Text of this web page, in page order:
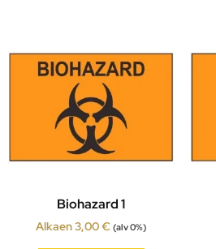
Biohazard 1
Alkaen3,00€ (alv 0%)